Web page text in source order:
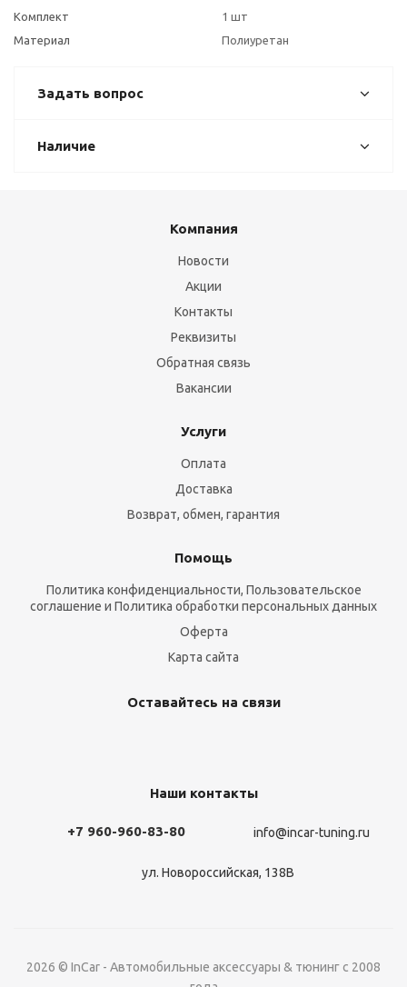
Комплект
1 шт
Материал
Полиуретан
Задать вопрос
Наличие
Компания
Новости
Акции
Контакты
Реквизиты
Обратная связь
Вакансии
Услуги
Оплата
Доставка
Возврат, обмен, гарантия
Помощь
Политика конфиденциальности, Пользовательское
соглашение и Политика обработки персональных данных
Оферта
Карта сайта
Оставайтесь на связи
Наши контакты
+7 960-960-83-80 info@incar-tuning.ru
ул. Новороссийская, 138В
2026 © InCar - Автомобильные аксессуары & тюнинг с 2008